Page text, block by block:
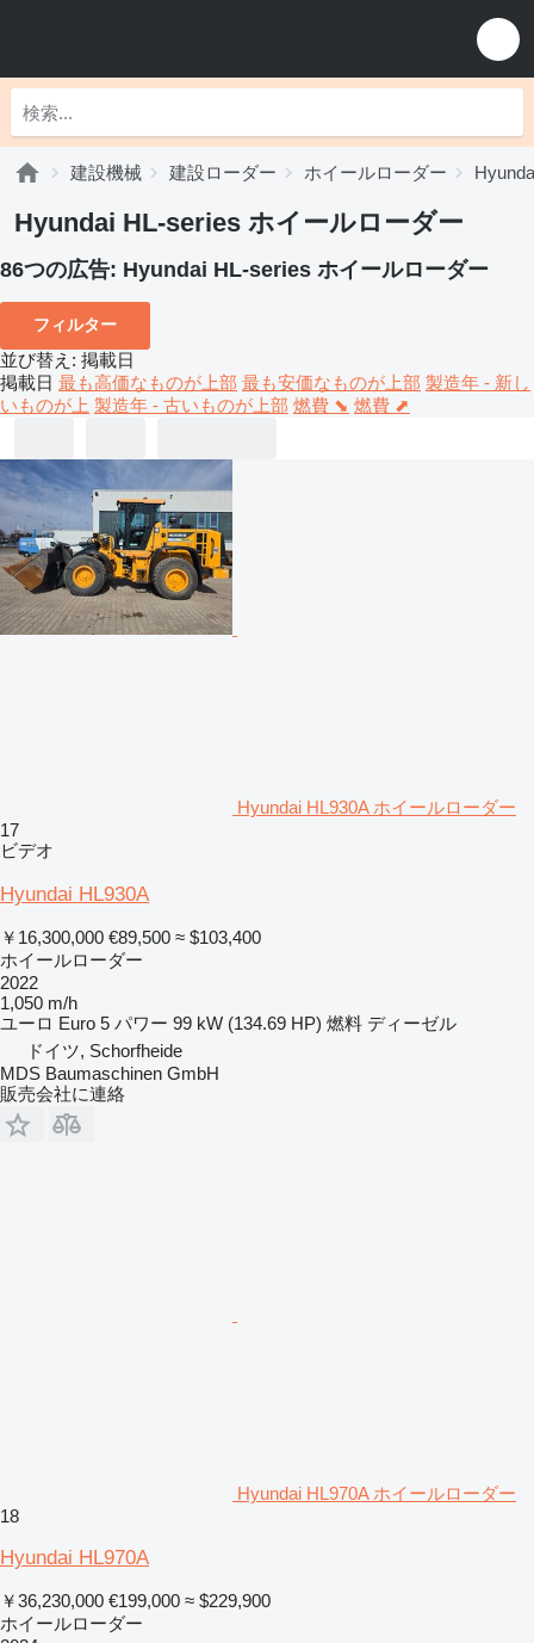
建設機械 建設ローダー ホイールローダー
Hyundai HL-series ホイールローダー
86つの広告: Hyundai HL-series ホイールローダー
フィルター
並び替え : 掲載日
掲載日 最も高価なものが上部 最も安価なものが上部 製造年 - 新し
いものが上 製造年 - 古いものが上部 燃費 ⬊ 燃費 ⬈
Hyundai HL930A ホイールローダー
17
ビデオ
Hyundai HL930A
￥16,300,000 €89,500 ≈ $103,400
ホイールローダー
2022
1,050 m/h
ユーロ Euro 5 パワー 99 kW (134.69 HP) 燃料 ディーゼル
ドイツ, Schorfheide
MDS Baumaschinen GmbH
販売会社に連絡
Hyundai HL970A ホイールローダー
18
Hyundai HL970A
￥36,230,000 €199,000 ≈ $229,900
ホイールローダー